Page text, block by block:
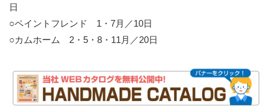
日
○ペイントフレンド 1・7月／10日
○カムホーム 2・5・8・11月／20日